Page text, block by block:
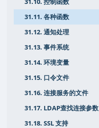
31.10. 控制函数
31.11. 各种函数
31.12. 通知处理
31.13. 事件系统
31.14. 环境变量
31.15. 口令文件
31.16. 连接服务的文件
31.17. LDAP查找连接参数
31.18. SSL 支持